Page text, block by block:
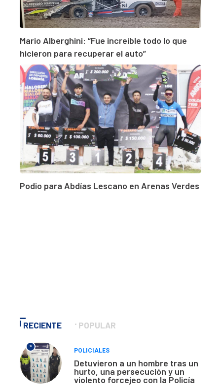
Mario Alberghini: “Fue increíble todo lo que
hicieron para recuperar el auto”
Podio para Abdías Lescano en Arenas Verdes
RECIENTE POPULAR
*
POLICIALES
Detuvieron a un hombre tras un
hurto, una persecución y un
violento forcejeo con la Policía